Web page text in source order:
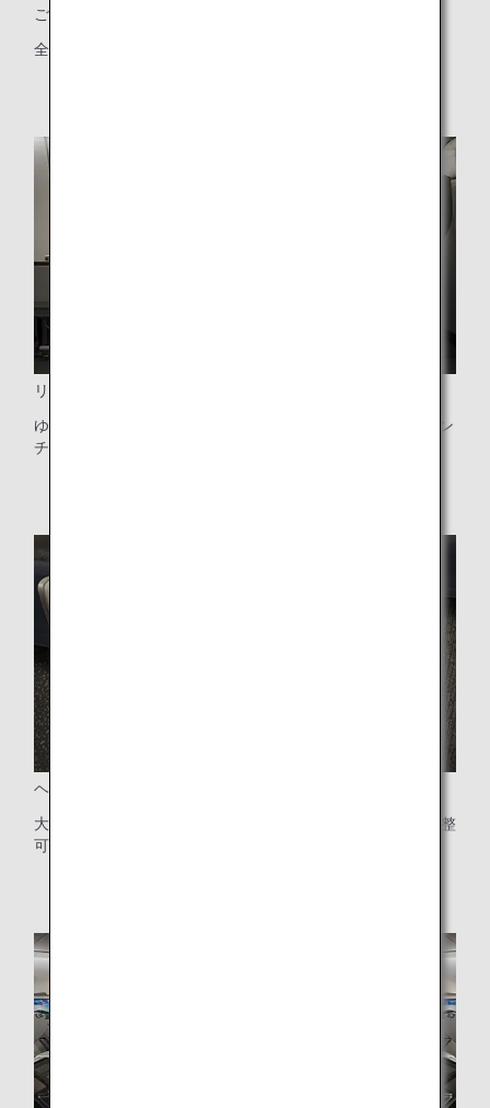
ご利用座席
全21席のプレミアムエコノミー
リクライニングシート
ゆとりある40インチ（約101センチ）のシートピッチと9イン
チ（約23センチ）のリクライニング幅
ヘッドレスト
大型のウィングパネルを備えたヘッドレストは、6方向に調整
可能